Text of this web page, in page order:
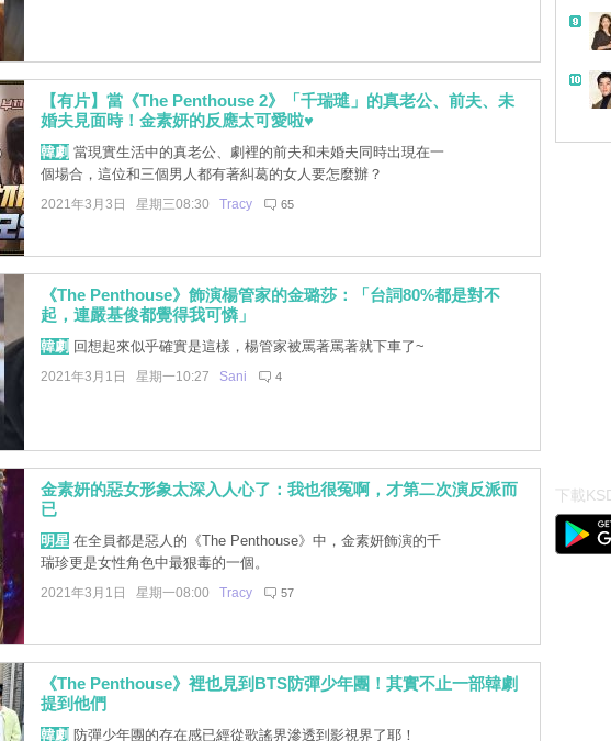
【有片】當《The Penthouse 2》「千瑞璡」的真老公、前夫、未
婚夫見面時！金素妍的反應太可愛啦♥
韓劇 當現實生活中的真老公、劇裡的前夫和未婚夫同時出現在一
個場合，這位和三個男人都有著糾葛的女人要怎麼辦？
2021年3月3日 星期三08:30 Tracy 65
《The Penthouse》飾演楊管家的金璐莎：「台詞80%都是對不
起，連嚴基俊都覺得我可憐」
韓劇 回想起來似乎確實是這樣，楊管家被罵著罵著就下車了~
2021年3月1日 星期一10:27 Sani 4
金素妍的惡女形象太深入人心了：我也很冤啊，才第二次演反派而
已
明星在全員都是惡人的《The Penthouse》中，金素妍飾演的千
瑞珍更是女性角色中最狠毒的一個。
2021年3月1日 星期一08:00 Tracy 57
《The Penthouse》裡也見到BTS防彈少年團！其實不止一部韓劇
提到他們
韓劇 防彈少年團的存在感已經從歌謠界滲透到影視界了耶！
下載